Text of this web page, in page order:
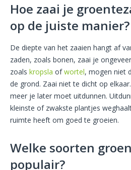
Hoe zaai je
op de juiste manier?
De diepte van het zaaien hangt af
zaden, zoals bonen, zaai je
zoals kropsla ofwortel, mogen niet
de grond. Zaai niet te dicht op
meer je later moet uitdunnen.
kleinste of zwakste plantjes
ruimte heeft om goed te groeien.
Welke soorten
populair?